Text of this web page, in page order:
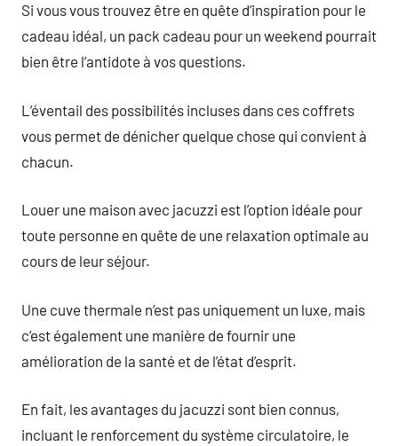
Si vous vous trouvez être en quête d’inspiration pour le
cadeau idéal, un pack cadeau pour un weekend pourrait
bien être l’antidote à vos questions.
L’éventail des possibilités incluses dans ces coffrets
vous permet de dénicher quelque chose qui convient à
chacun.
Louer une maison avec jacuzzi est l’option idéale pour
toute personne en quête de une relaxation optimale au
cours de leur séjour.
Une cuve thermale n’est pas uniquement un luxe, mais
c’est également une manière de fournir une
amélioration de la santé et de l’état d’esprit.
En fait, les avantages du jacuzzi sont bien connus,
incluant le renforcement du système circulatoire, le